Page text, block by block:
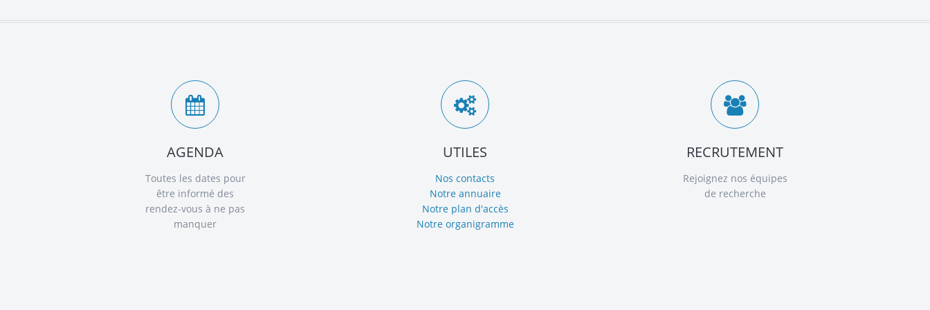
AGENDA
Toutes les dates pour
être informé des
rendez-vous à ne pas
manquer
UTILES
Nos contacts
Notre annuaire
Notre plan d'accès
Notre organigramme
RECRUTEMENT
Rejoignez nos équipes
de recherche